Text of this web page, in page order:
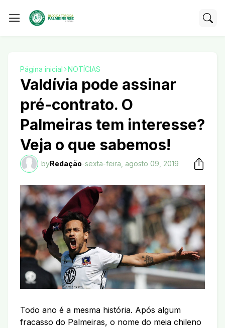
Página inicial NOTÍCIAS
Valdívia pode assinar
pré-contrato. O
Palmeiras tem interesse?
Veja o que sabemos!
byRedação-sexta-feira, agosto 09, 2019
Todo ano é a mesma história. Após algum
fracasso do Palmeiras, o nome do meia chileno